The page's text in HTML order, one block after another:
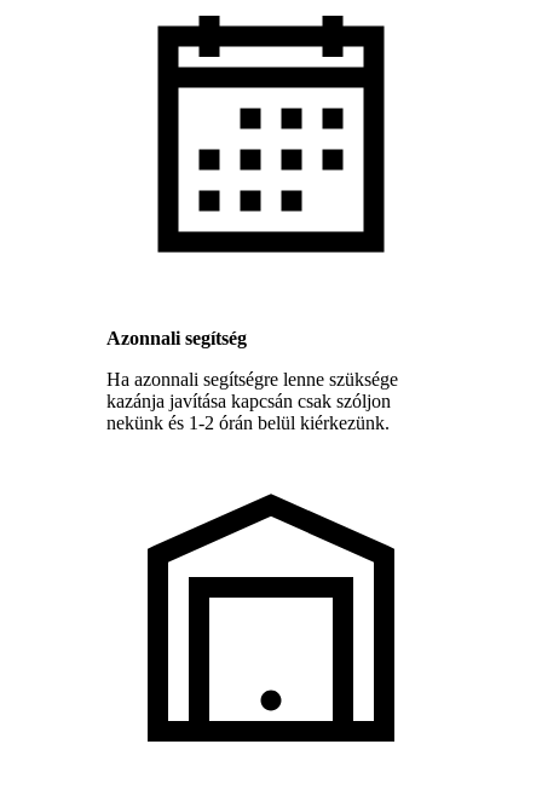
Azonnali segítség
Ha azonnali segítségre lenne szüksége
kazánja javítása kapcsán csak szóljon
nekünk és 1-2 órán belül kiérkezünk.